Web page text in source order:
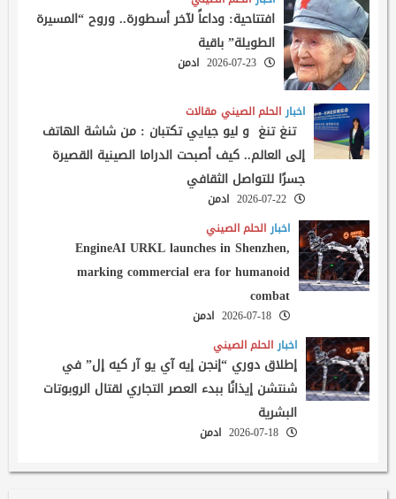
افتتاحية: وداعاً لآخر أسطورة.. وروح “المسيرة
الطويلة” باقية
2026-07-23 ادمن
اخبار الحلم الصيني مقالات
تنغ تنغ و ليو جيايي تكتبان : من شاشة الهاتف
إلى العالم.. كيف أصبحت الدراما الصينية القصيرة
جسرًا للتواصل الثقافي
ادمن
اخبار الحلم الصيني
EngineAI URKL launches in Shenzhen,
marking commercial era for humanoid
combat
2026-07-18
ادمن
اخبار الحلم الصيني
إطلاق دوري “إنجن إيه آي يو آر كيه إل” في
شنتشن إيذانًا ببدء العصر التجاري لقتال الروبوتات
البشرية
ادمن